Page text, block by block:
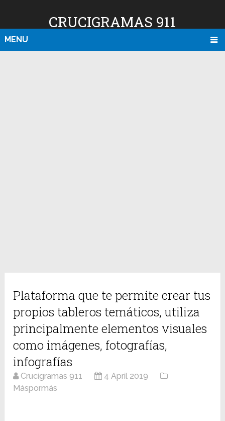
CRUCIGRAMAS 911
MENU
Plataforma que te permite crear tus
propios tableros temáticos, utiliza
principalmente elementos visuales
como imágenes, fotografías,
infografías
Crucigramas 911
4 April 2019
Máspormás